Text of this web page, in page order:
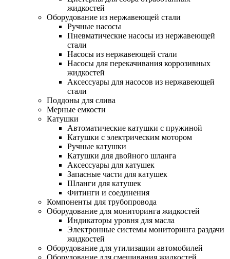
жидкостей
Оборудование из нержавеющей стали
Ручные насосы
Пневматические насосы из нержавеющей
стали
Насосы из нержавеющей стали
Насосы для перекачивания коррозивных
жидкостей
Аксессуары для насосов из нержавеющей
стали
Поддоны для слива
Мерные емкости
Катушки
Автоматические катушки с пружиной
Катушки с электрическим мотором
Ручные катушки
Катушки для двойного шланга
Аксессуары для катушек
Запасные части для катушек
Шланги для катушек
Фитинги и соединения
Компоненты для трубопровода
Оборудование для мониторинга жидкостей
Индикаторы уровня для масла
Электронные системы мониторинга раздачи
жидкостей
Оборудование для утилизации автомобилей